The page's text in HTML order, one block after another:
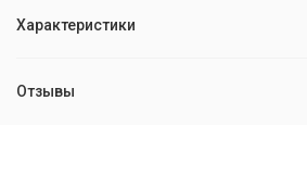
Характеристики
Отзывы